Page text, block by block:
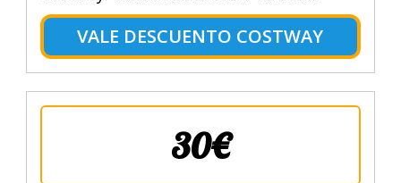
VALE DESCUENTO COSTWAY
30€